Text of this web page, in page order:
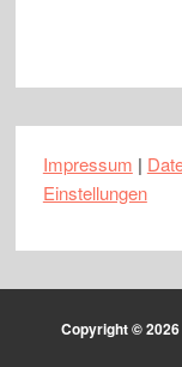
Impressum |
Einstellungen
Copyright © 2026